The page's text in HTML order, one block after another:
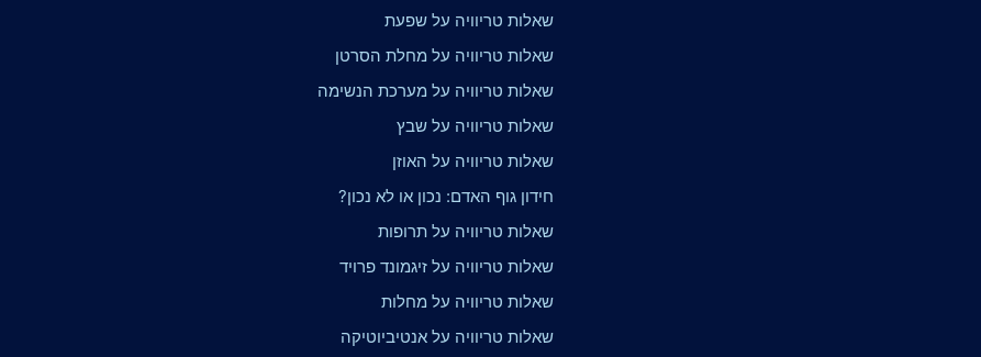
שאלות טריוויה על שפעת
שאלות טריוויה על מחלת הסרטן
שאלות טריוויה על מערכת הנשימה
שאלות טריוויה על שבץ
שאלות טריוויה על האוזן
חידון גוף האדם: נכון או לא נכון?
שאלות טריוויה על תרופות
שאלות טריוויה על זיגמונד פרויד
שאלות טריוויה על מחלות
שאלות טריוויה על אנטיביוטיקה